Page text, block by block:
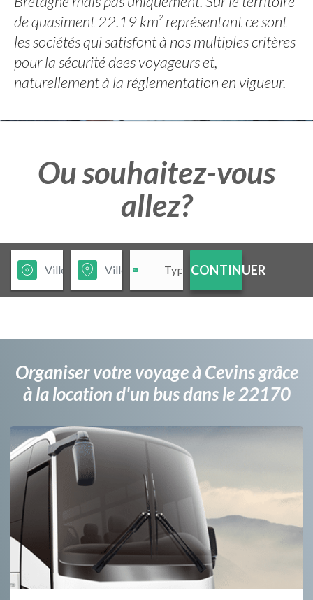
de quasiment 22.19 km² représentant ce sont
les sociétés qui satisfont à nos multiples critères
pour la sécurité dees voyageurs et,
naturellement à la réglementation en vigueur.
Ou souhaitez-vous
allez?
CONTINUER
Organiser votre voyage à Cevins grâce
à la location d'un bus dans le 22170